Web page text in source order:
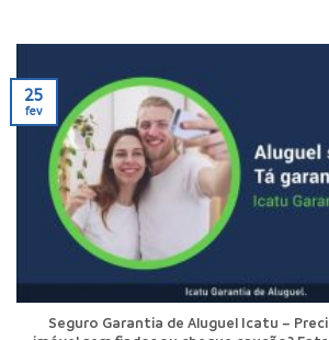
Seguro Garantia de Aluguel Icatu –
25
fev